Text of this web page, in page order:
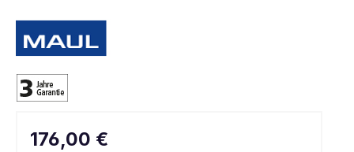
176,00 €